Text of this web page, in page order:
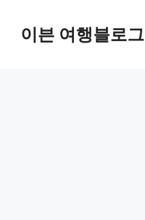
이븐 여행블로그